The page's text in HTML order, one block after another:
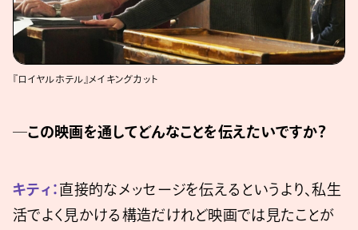
『ロイヤルホテル』メイキングカット
─この映画を通してどんなことを伝えたいですか？
キティ： 直接的なメッセージを伝えるというより、私生
活でよく見かける構造だけれど映画では見たことが